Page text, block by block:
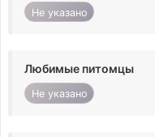
Не указано
Любимые питомцы
Не указано